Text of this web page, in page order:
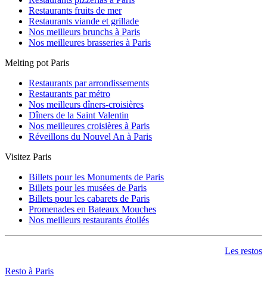
Restaurants fruits de mer
Restaurants viande et grillade
Nos meilleurs brunchs à Paris
Nos meilleures brasseries à Paris
Melting pot Paris
Restaurants par arrondissements
Restaurants par métro
Nos meilleurs dîners-croisières
Dîners de la Saint Valentin
Nos meilleures croisières à Paris
Réveillons du Nouvel An à Paris
Visitez Paris
Billets pour les Monuments de Paris
Billets pour les musées de Paris
Billets pour les cabarets de Paris
Promenades en Bateaux Mouches
Nos meilleurs restaurants étoilés
Les restos
Resto à Paris